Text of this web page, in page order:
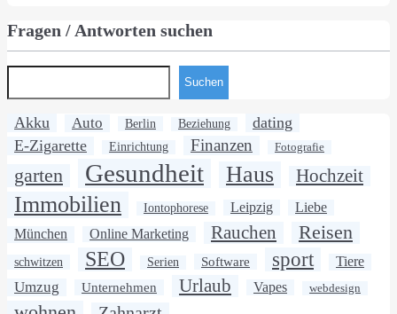
Fragen / Antworten suchen
Suchen
Akku Auto Berlin Beziehung
dating
E-Zigarette
Einrichtung Finanzen Fotografie
garten Gesundheit Haus Hochzeit
Immobilien Iontophorese Leipzig Liebe
München Online Marketing Rauchen Reisen
schwitzen SEO Serien Software sport Tiere
Umzug Unternehmen Urlaub Vapes webdesign